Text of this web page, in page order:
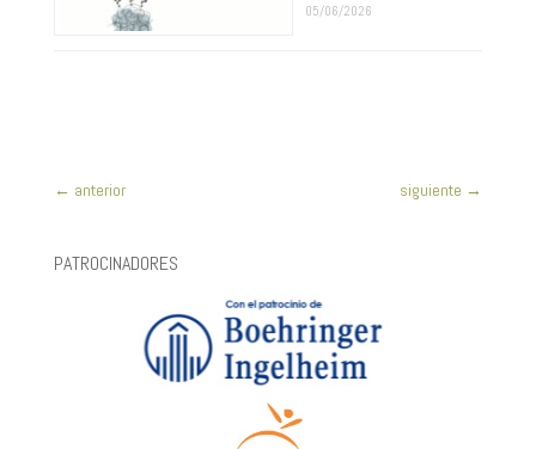
05/06/2026
← anterior siguiente →
PATROCINADORES